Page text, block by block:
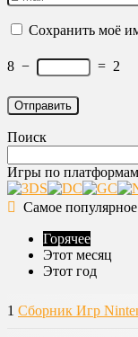
Сохранить моё
8 − = 2
Поиск
Игры по платформам
Самое популярное
Горячее
Этот месяц
Этот год
1 Сборник Игр